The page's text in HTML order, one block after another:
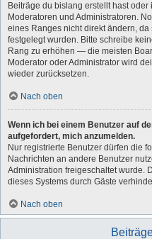
Beiträge du bislang erstellt hast
Moderatoren und Administratoren.
eines Ranges nicht direkt ändern,
festgelegt wurden. Bitte schreibe
Rang zu erhöhen — die meisten
Moderator oder Administrator wird
wieder zurücksetzen.
Nach oben
Wenn ich bei einem Benutzer auf
aufgefordert, mich anzumelden.
Nur registrierte Benutzer dürfen die
Nachrichten an andere Benutzer
Administration freigeschaltet wurde.
dieses Systems durch Gäste
Nach oben